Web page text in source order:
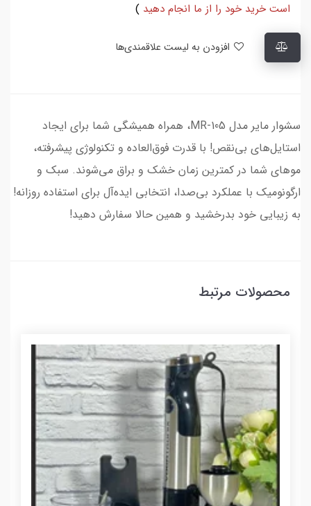
است خرید خود را از ما انجام دهید )
سشوار مایر مدل MR-105، همراه همیشگی شما برای ایجاد
استایل‌های بی‌نقص! با قدرت فوق‌العاده و تکنولوژی پیشرفته،
موهای شما در کمترین زمان خشک و براق می‌شوند. سبک و
ارگونومیک با عملکرد بی‌صدا، انتخابی ایده‌آل برای استفاده روزانه!
به زیبایی خود بدرخشید و همین حالا سفارش دهید!
محصولات مرتبط